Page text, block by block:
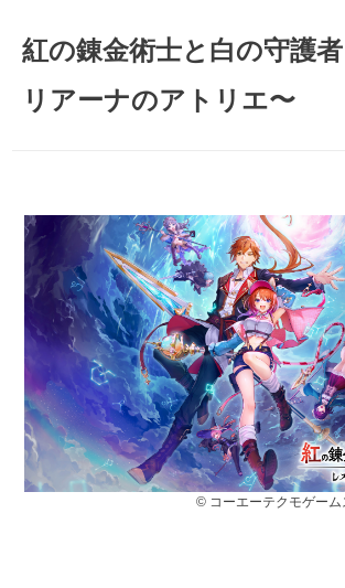
紅の錬金術士と白の守護
リアーナのアトリエ〜
© コーエーテクモゲー